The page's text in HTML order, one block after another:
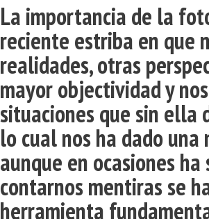
La importancia de la
reciente estriba en que
realidades, otras
mayor objectividad y
situaciones que sin ella
lo cual nos ha dado
aunque en ocasiones
contarnos mentiras se
herramienta